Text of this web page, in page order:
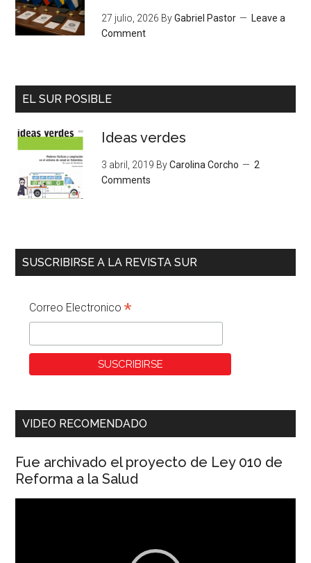
27 julio, 2026 ByGabriel Pastor
Leave a
Comment
EL SUR POSIBLE
Ideas verdes
3 abril, 2019 ByCarolina Corcho
2
Comments
SUSCRIBIRSE A LA REVISTA SUR
Correo Electronico*
VIDEO RECOMENDADO
Fue archivado el proyecto de Ley 010 de
Reforma a la Salud